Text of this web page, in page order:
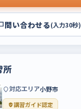
問い合わせる(入力30秒)
所
対応エリア小野市
講習ガイド認定